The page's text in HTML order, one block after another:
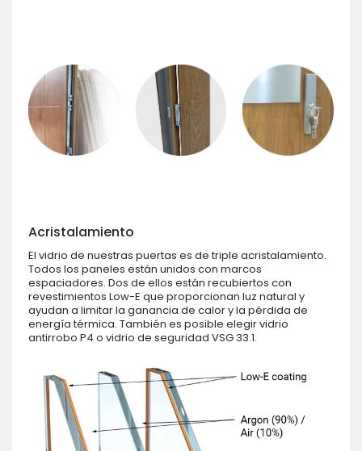
Acristalamiento
El vidrio de nuestras puertas es de triple acristalamiento.
Todos los paneles están unidos con marcos
espaciadores. Dos de ellos están recubiertos con
revestimientos Low-E que proporcionan luz natural y
ayudan a limitar la ganancia de calor y la pérdida de
energía térmica. También es posible elegir vidrio
antirrobo P4 o vidrio de seguridad VSG 33.1.